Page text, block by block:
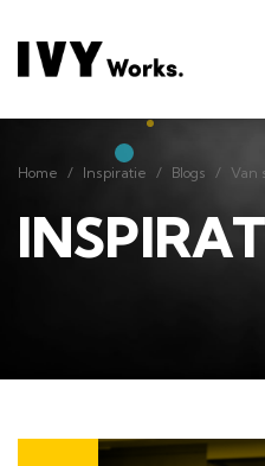
Home Inspiratie Blogs